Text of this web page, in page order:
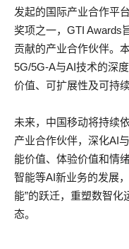
发起的国际产业合作平
奖项之一，GTI Awards
贡献的产业合作伙伴。
5G/5G-A与AI技术的深
价值、可扩展性及可持
未来，中国移动将持续
产业合作伙伴，深化AI
能价值、体验价值和情
智能等AI新业务的发展
能”的跃迁，重塑数智
态。